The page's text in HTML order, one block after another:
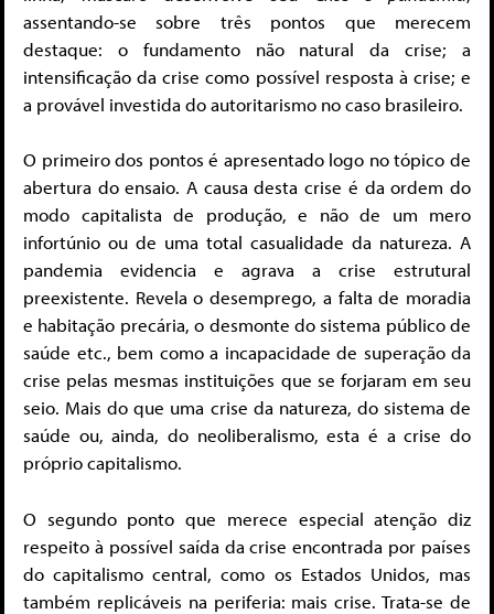
assentando-se sobre três pontos que merecem
destaque: o fundamento não natural da crise; a
intensificação da crise como possível resposta à crise; e
a provável investida do autoritarismo no caso brasileiro.
O primeiro dos pontos é apresentado logo no tópico de
abertura do ensaio. A causa desta crise é da ordem do
modo capitalista de produção, e não de um mero
infortúnio ou de uma total casualidade da natureza. A
pandemia evidencia e agrava a crise estrutural
preexistente. Revela o desemprego, a falta de moradia
e habitação precária, o desmonte do sistema público de
saúde etc., bem como a incapacidade de superação da
crise pelas mesmas instituições que se forjaram em seu
seio. Mais do que uma crise da natureza, do sistema de
saúde ou, ainda, do neoliberalismo, esta é a crise do
próprio capitalismo.
O segundo ponto que merece especial atenção diz
respeito à possível saída da crise encontrada por países
do capitalismo central, como os Estados Unidos, mas
também replicáveis na periferia: mais crise. Trata-se de